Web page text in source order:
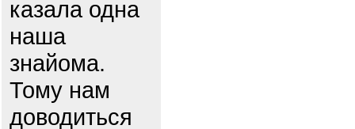
казала одна
наша
знайома.
Тому нам
доводиться